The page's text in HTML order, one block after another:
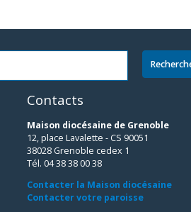
Contacts
Maison diocésaine de Grenoble
12, place Lavalette - CS 90051
38028 Grenoble cedex 1
Tél. 04 38 38 00 38
Contacter la Maison diocésaine
Contacter votre paroisse